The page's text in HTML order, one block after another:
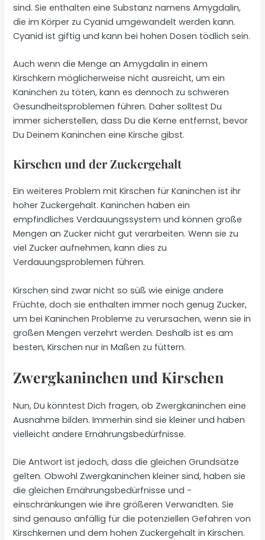
sind. Sie enthalten eine Substanz namens Amygdalin,
die im Körper zu Cyanid umgewandelt werden kann.
Cyanid ist giftig und kann bei hohen Dosen tödlich sein.
Auch wenn die Menge an Amygdalin in einem
Kirschkern möglicherweise nicht ausreicht, um ein
Kaninchen zu töten, kann es dennoch zu schweren
Gesundheitsproblemen führen. Daher solltest Du
immer sicherstellen, dass Du die Kerne entfernst, bevor
Du Deinem Kaninchen eine Kirsche gibst.
Kirschen und der Zuckergehalt
Ein weiteres Problem mit Kirschen für Kaninchen ist ihr
hoher Zuckergehalt. Kaninchen haben ein
empfindliches Verdauungssystem und können große
Mengen an Zucker nicht gut verarbeiten. Wenn sie zu
viel Zucker aufnehmen, kann dies zu
Verdauungsproblemen führen.
Kirschen sind zwar nicht so süß wie einige andere
Früchte, doch sie enthalten immer noch genug Zucker,
um bei Kaninchen Probleme zu verursachen, wenn sie in
großen Mengen verzehrt werden. Deshalb ist es am
besten, Kirschen nur in Maßen zu füttern.
Zwergkaninchen und Kirschen
Nun, Du könntest Dich fragen, ob Zwergkaninchen eine
Ausnahme bilden. Immerhin sind sie kleiner und haben
vielleicht andere Ernährungsbedürfnisse.
Die Antwort ist jedoch, dass die gleichen Grundsätze
gelten. Obwohl Zwergkaninchen kleiner sind, haben sie
die gleichen Ernährungsbedürfnisse und -
einschränkungen wie ihre größeren Verwandten. Sie
sind genauso anfällig für die potenziellen Gefahren von
Kirschkernen und dem hohen Zuckergehalt in Kirschen.